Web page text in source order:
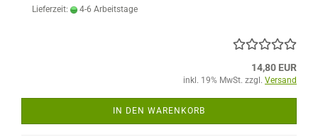
Lieferzeit: 4-6 Arbeitstage
14,80 EUR
inkl. 19% MwSt. zzgl. Versand
IN DEN WARENKORB